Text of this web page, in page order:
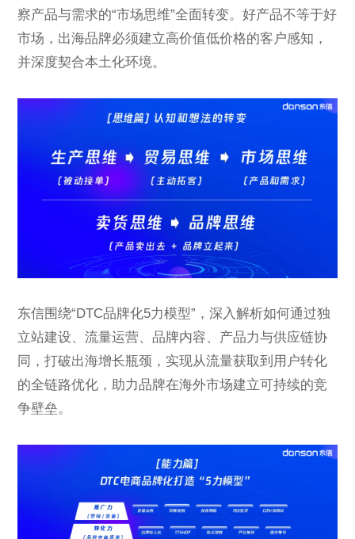
察产品与需求的“市场思维”全面转变。好产品不等于好
市场，出海品牌必须建立高价值低价格的客户感知，
并深度契合本土化环境。
东信围绕“DTC品牌化5力模型”，深入解析如何通过独
立站建设、流量运营、品牌内容、产品力与供应链协
同，打破出海增长瓶颈，实现从流量获取到用户转化
的全链路优化，助力品牌在海外市场建立可持续的竞
争壁垒。